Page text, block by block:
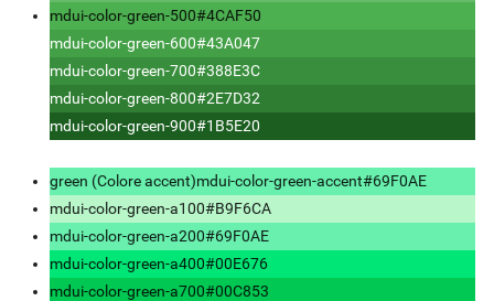
mdui-color-green-500#4CAF50
mdui-color-green-600#43A047
mdui-color-green-700#388E3C
mdui-color-green-800#2E7D32
mdui-color-green-900#1B5E20
green (Colore accent)mdui-color-green-accent#69F0AE
mdui-color-green-a100#B9F6CA
mdui-color-green-a200#69F0AE
mdui-color-green-a400#00E676
mdui-color-green-a700#00C853